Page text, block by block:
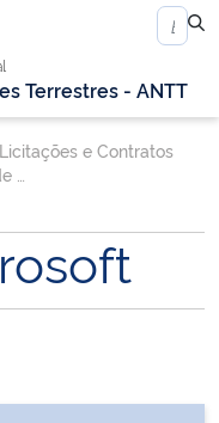
Terrestres - ANTT
Licitações e Contratos